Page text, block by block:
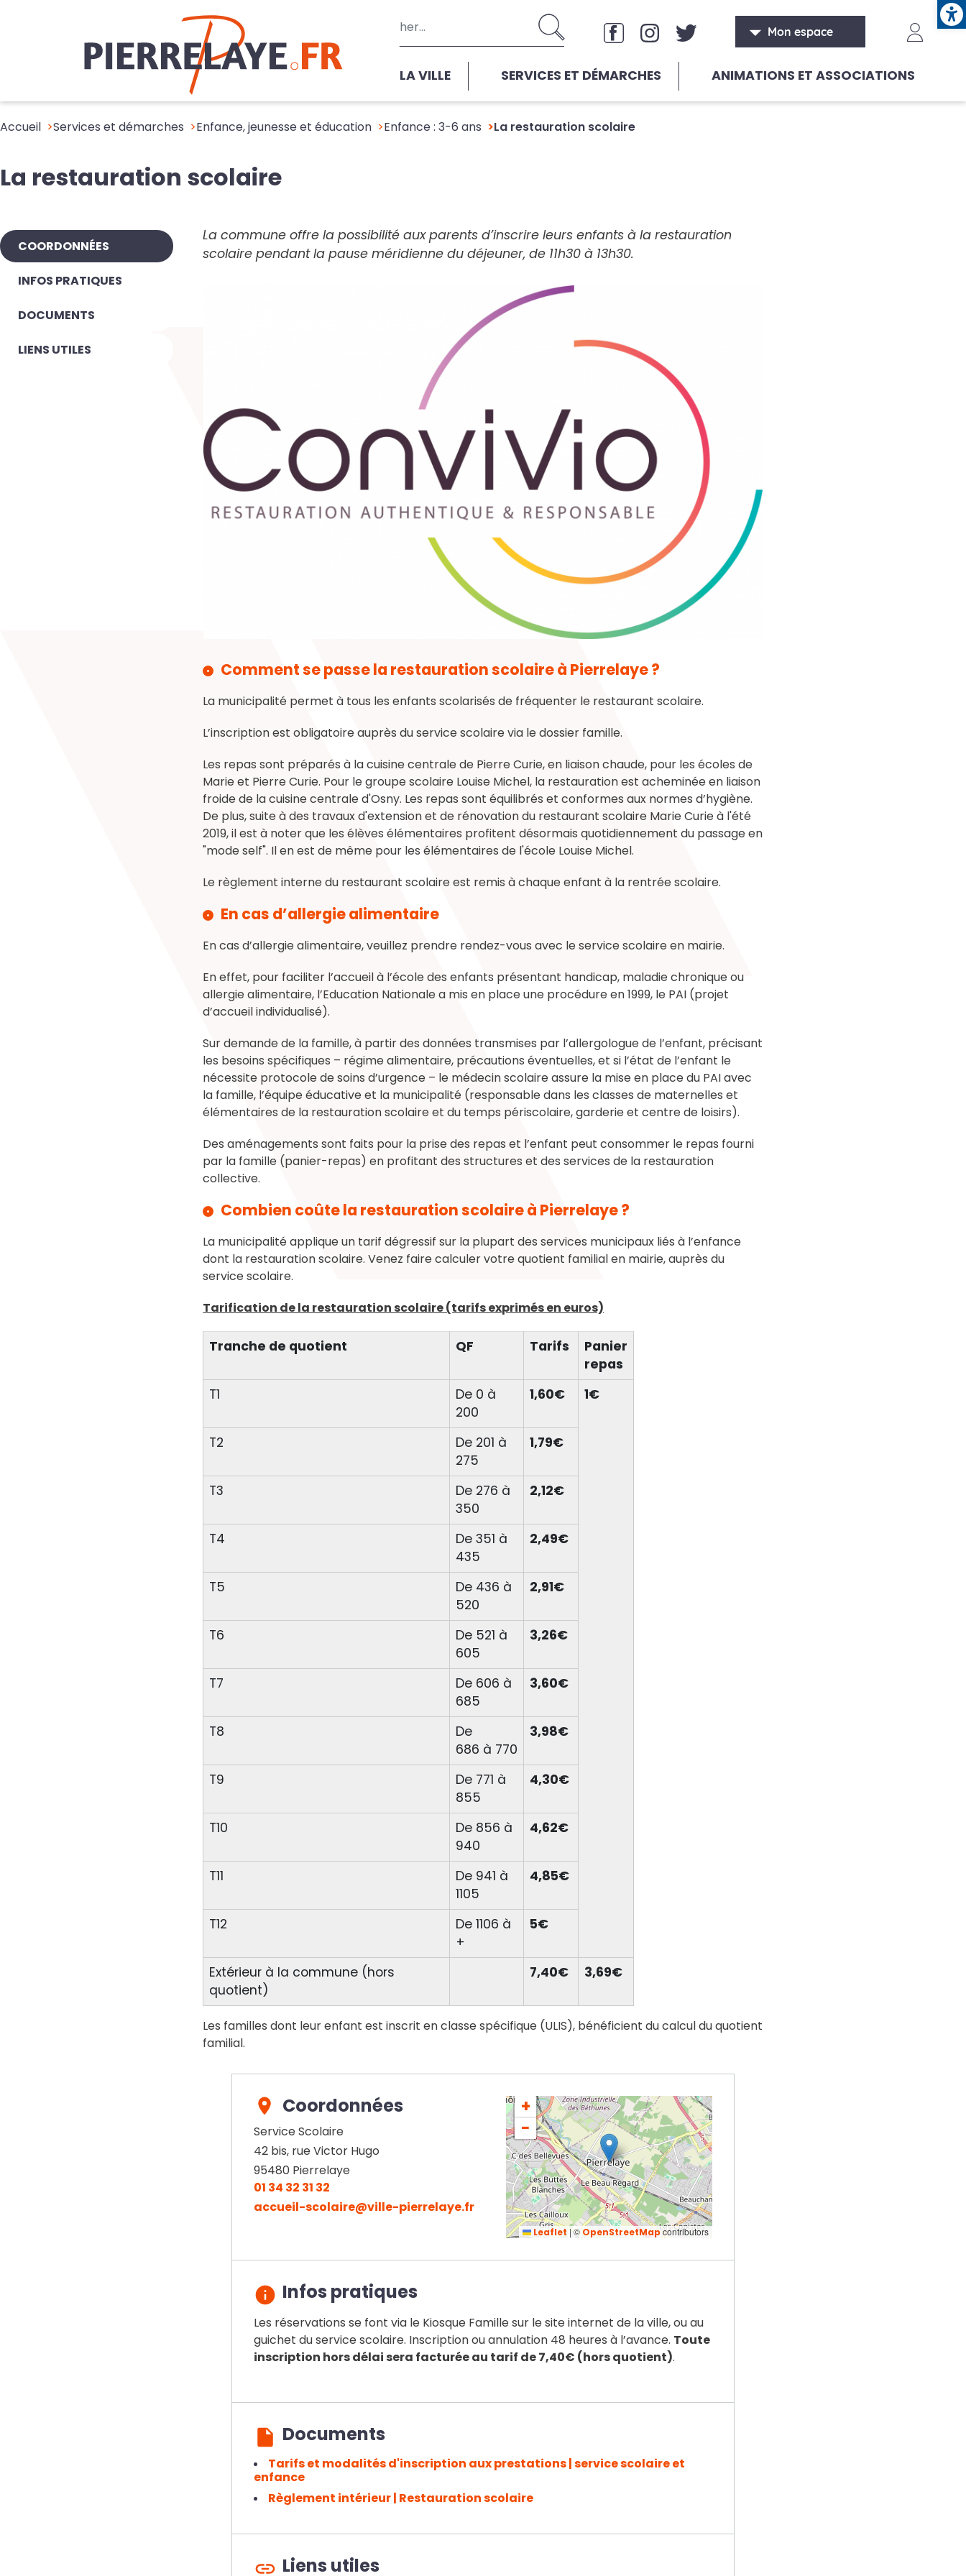
Mon espace
Réseaux sociaux
LA VILLE SERVICES ET DÉMARCHES ANIMATIONS ET ASSOCIATIONS
Accueil Services et démarches Enfance, jeunesse et éducation Enfance : 3-6 ans La restauration scolaire
La restauration scolaire
COORDONNÉES
INFOS PRATIQUES
DOCUMENTS
LIENS UTILES
La commune offre la possibilité aux parents d’inscrire leurs enfants à la restauration
scolaire pendant la pause méridienne du déjeuner, de 11h30 à 13h30.
Comment se passe la restauration scolaire à Pierrelaye ?
La municipalité permet à tous les enfants scolarisés de fréquenter le restaurant scolaire.
L’inscription est obligatoire auprès du service scolaire via le dossier famille.
Les repas sont préparés à la cuisine centrale de Pierre Curie, en liaison chaude, pour les écoles de
Marie et Pierre Curie. Pour le groupe scolaire Louise Michel, la restauration est acheminée en liaison
froide de la cuisine centrale d'Osny. Les repas sont équilibrés et conformes aux normes d’hygiène.
De plus, suite à des travaux d'extension et de rénovation du restaurant scolaire Marie Curie à l'été
2019, il est à noter que les élèves élémentaires profitent désormais quotidiennement du passage en
"mode self". Il en est de même pour les élémentaires de l'école Louise Michel.
Le règlement interne du restaurant scolaire est remis à chaque enfant à la rentrée scolaire.
En cas d’allergie alimentaire
En cas d’allergie alimentaire, veuillez prendre rendez-vous avec le service scolaire en mairie.
En effet, pour faciliter l’accueil à l’école des enfants présentant handicap, maladie chronique ou
allergie alimentaire, l’Education Nationale a mis en place une procédure en 1999, le PAI (projet
d’accueil individualisé).
Sur demande de la famille, à partir des données transmises par l’allergologue de l’enfant, précisant
les besoins spécifiques – régime alimentaire, précautions éventuelles, et si l’état de l’enfant le
nécessite protocole de soins d’urgence – le médecin scolaire assure la mise en place du PAI avec
la famille, l’équipe éducative et la municipalité (responsable dans les classes de maternelles et
élémentaires de la restauration scolaire et du temps périscolaire, garderie et centre de loisirs).
Des aménagements sont faits pour la prise des repas et l’enfant peut consommer le repas fourni
par la famille (panier-repas) en profitant des structures et des services de la restauration
collective.
Combien coûte la restauration scolaire à Pierrelaye ?
La municipalité applique un tarif dégressif sur la plupart des services municipaux liés à l’enfance
dont la restauration scolaire. Venez faire calculer votre quotient familial en mairie, auprès du
service scolaire.
Tarification de la restauration scolaire (tarifs exprimés en euros)
Tranche de quotient QF Tarifs
Panier
repas
T1
De 0 à
200
1,60€ 1€
T2
De 201 à
275
1,79€
T3
De 276 à
350
2,12€
T4
De 351 à
435
2,49€
T5
De 436 à
520
2,91€
T6
De 521 à
605
3,26€
T7
De 606 à
685
3,60€
T8
De
686 à 770
3,98€
T9
De 771 à
855
4,30€
T10
De 856 à
940
4,62€
T11
De 941 à
1105
4,85€
T12
De 1106 à
+
5€
Extérieur à la commune (hors
quotient)
7,40€ 3,69€
Les familles dont leur enfant est inscrit en classe spécifique (ULIS), bénéficient du calcul du quotient
familial.
Coordonnées
Service Scolaire
42 bis, rue Victor Hugo
95480 Pierrelaye
01 34 32 31 32
accueil-scolaire@ville-pierrelaye.fr
+
−
Leaflet | © OpenStreetMapcontributors
Infos pratiques
Les réservations se font via le Kiosque Famille sur le site internet de la ville, ou au
guichet du service scolaire. Inscription ou annulation 48 heures à l’avance. Toute
inscription hors délai sera facturée au tarif de 7,40€ (hors quotient).
Documents
Tarifs et modalités d'inscription aux prestations | service scolaire et
enfance
Règlement intérieur | Restauration scolaire
Liens utiles